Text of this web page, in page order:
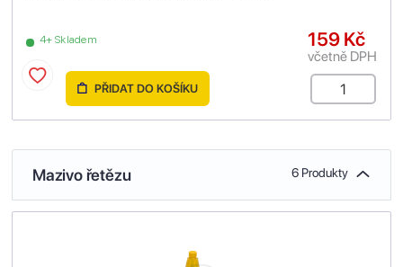
4+ Skladem 159 Kč
včetně DPH
PŘIDAT DO KOŠÍKU
Mazivo řetězu 6 Produkty